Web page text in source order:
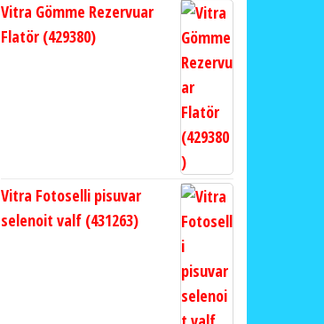
Vitra Gömme Rezervuar
Flatör (429380)
Vitra Fotoselli pisuvar
selenoit valf (431263)